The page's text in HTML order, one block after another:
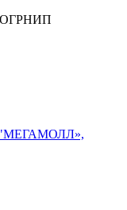
ОГРНИП
"МЕГАМОЛЛ»,